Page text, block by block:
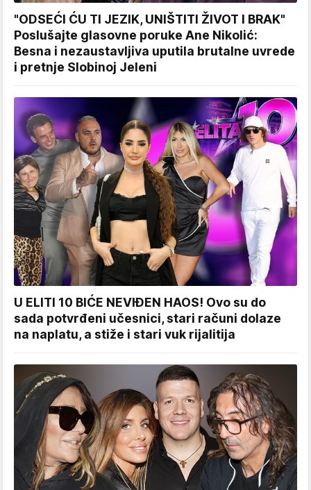
"ODSEĆI ĆU TI JEZIK, UNIŠTITI ŽIVOT I BRAK"
Poslušajte glasovne poruke Ane Nikolić:
Besna i nezaustavljiva uputila brutalne uvrede
i pretnje Slobinoj Jeleni
U ELITI 10 BIĆE NEVIĐEN HAOS! Ovo su do
sada potvrđeni učesnici, stari računi dolaze
na naplatu, a stiže i stari vuk rijalitija